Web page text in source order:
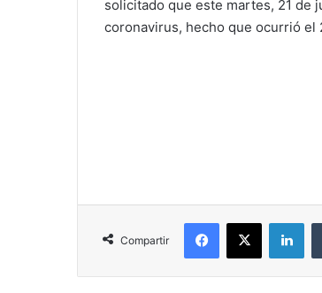
solicitado que este martes, 21 de
coronavirus, hecho que ocurrió el
Compartir
Facebook
X